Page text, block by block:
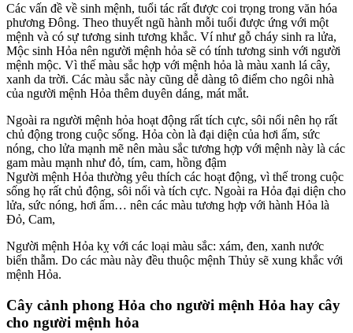
Các vấn đề về sinh mệnh, tuổi tác rất được coi trọng trong văn hóa
phương Đông. Theo thuyết ngũ hành mỗi tuổi được ứng với một
mệnh và có sự tương sinh tương khắc. Ví như gỗ cháy sinh ra lửa,
Mộc sinh Hỏa nên người mệnh hỏa sẽ có tính tương sinh với người
mệnh mộc. Vì thế màu sắc hợp với mệnh hỏa là màu xanh lá cây,
xanh da trời. Các màu sắc này cũng dễ dàng tô điểm cho ngôi nhà
của người mệnh Hỏa thêm duyên dáng, mát mắt.
Ngoài ra người mệnh hỏa hoạt động rất tích cực, sôi nổi nên họ rất
chủ động trong cuộc sống. Hỏa còn là đại diện của hơi ấm, sức
nóng, cho lửa mạnh mẽ nên màu sắc tương hợp với mệnh này là các
gam màu mạnh như đỏ, tím, cam, hồng đậm
Người mệnh Hỏa thường yêu thích các hoạt động, vì thế trong cuộc
sống họ rất chủ động, sôi nổi và tích cực. Ngoài ra Hỏa đại diện cho
lửa, sức nóng, hơi ấm… nên các màu tương hợp với hành Hỏa là
Đỏ, Cam,
Người mệnh Hỏa kỵ với các loại màu sắc: xám, đen, xanh nước
biển thẫm. Do các màu này đều thuộc mệnh Thủy sẽ xung khắc với
mệnh Hỏa.
Cây cảnh phong Hỏa cho người mệnh Hỏa hay cây
cho người mệnh hỏa